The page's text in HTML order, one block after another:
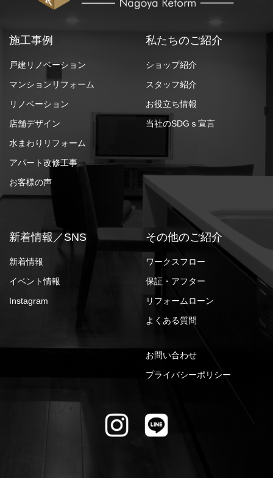
施工事例
戸建リノベーション
マンションリフォーム
リノベーション
店舗デザイン
水まわりリフォーム
アパート改修工事
お客様の声
私たちのご紹介
ショップ紹介
スタッフ紹介
お役立ち情報
当社のSDGｓ宣言
新着情報／SNS
新着情報
イベント情報
Instagram
その他のご紹介
ワークスフロー
保証・アフター
リフォームローン
よくある質問
お問い合わせ
プライバシーポリシー